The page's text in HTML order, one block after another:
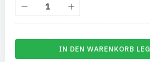
IN DEN WARENKORB